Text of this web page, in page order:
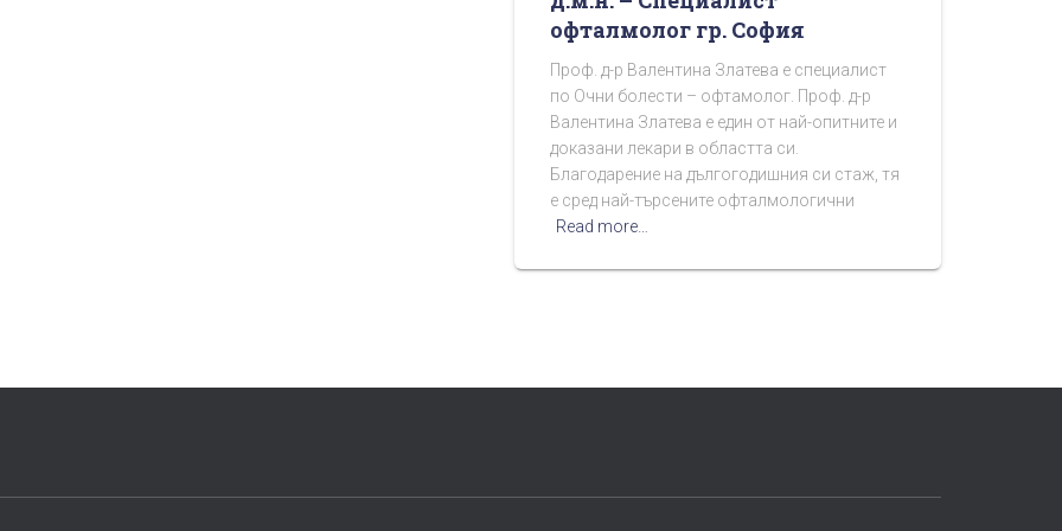
офталмолог гр. София
Проф. д-р Валентина Златева е специалист
по Очни болести – офтамолог. Проф. д-р
Валентина Златева е един от най-опитните и
доказани лекари в областта си.
Благодарение на дългогодишния си стаж, тя
е сред най-търсените офталмологични
Read more…